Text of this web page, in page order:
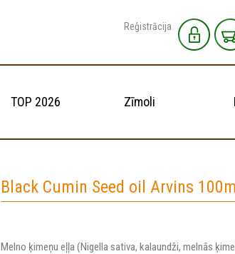
Reģistrācija
TOP 2026 Zīmoli
Black Cumin Seed oil Arvins 100ml
Melno ķimeņu eļļa (Nigella sativa, kalaundži, melnās